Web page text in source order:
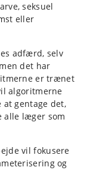
seksuel
eller
adfærd, selv
det har
er trænet
algoritmerne
gentage det,
alle læger som
vil fokusere
og